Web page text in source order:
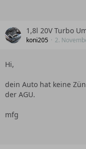
1,8l 20V Turbo
koni205 2.
Hi,
dein Auto hat keine
der AGU.
mfg